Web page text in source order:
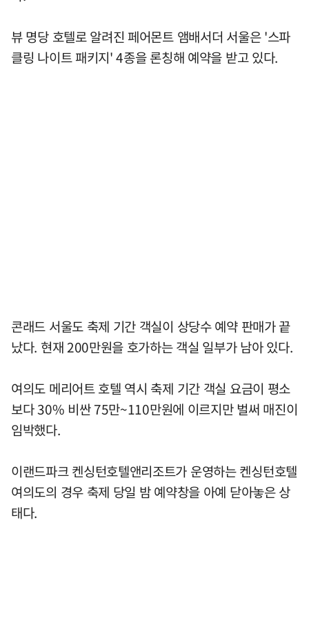
뷰 명당 호텔로 알려진 페어몬트 앰배서더 서울은 '스파
클링 나이트 패키지' 4종을 론칭해 예약을 받고 있다.
콘래드 서울도 축제 기간 객실이 상당수 예약 판매가 끝
났다. 현재 200만원을 호가하는 객실 일부가 남아 있다.
여의도 메리어트 호텔 역시 축제 기간 객실 요금이 평소
보다 30% 비싼 75만~110만원에 이르지만 벌써 매진이
임박했다.
이랜드파크 켄싱턴호텔앤리조트가 운영하는 켄싱턴호텔
여의도의 경우 축제 당일 밤 예약창을 아예 닫아놓은 상
태다.